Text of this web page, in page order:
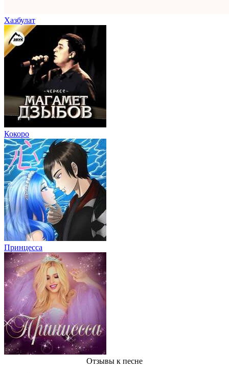
Хазбулат
Кокоро
Принцесса
Отзывы к песне